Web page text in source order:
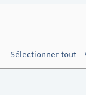
Sélectionner tout -